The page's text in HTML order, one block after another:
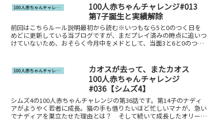
100人赤ちゃんチャレンジ
100人赤ちゃんチャレンジ#013
第7子誕生と実績解除
前回はこちらルール説明最初から読む※いつもなら5と0のつく日を
めどに更新している当ブログですが、まだプレイ済みの時点に追いつ
けていないため、おそらく今月中をメドとして、当面3と6と0のつく
100人赤ちゃんチャレンジ
カオスが去って、またカオス
100人赤ちゃんチャレンジ
#036【シムズ4】
シムズ4の100人赤ちゃんチャレンジの第36話です。第14子のナディ
アがようやく若者に成長。猫の手も借りたいほど忙しいマナが、急い
でナディアを巣立たせた理由とは？ そして続いて成長したオリーブ